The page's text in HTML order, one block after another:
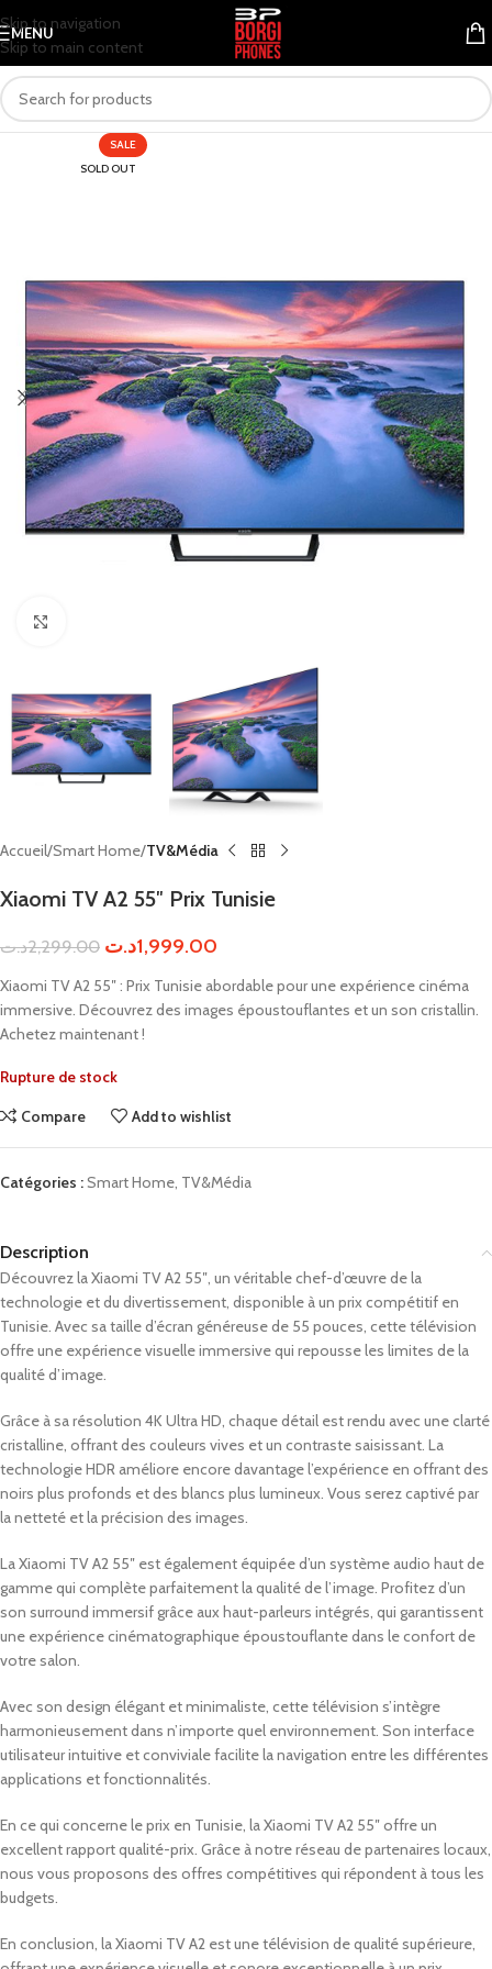
Skip to navigation
Skip to main content
MENU
SALE
SOLD OUT
Accueil Smart Home TV&Média
Xiaomi TV A2 55″ Prix Tunisie
2,299.00د.ت 1,999.00د.ت
Xiaomi TV A2 55″ : Prix Tunisie abordable pour une expérience cinéma
immersive. Découvrez des images époustouflantes et un son cristallin.
Achetez maintenant !
Rupture de stock
Compare
Add to wishlist
Catégories :Smart Home, TV&Média
Description
Découvrez la Xiaomi TV A2 55″, un véritable chef-d’œuvre de la
technologie et du divertissement, disponible à un prix compétitif en
Tunisie. Avec sa taille d’écran généreuse de 55 pouces, cette télévision
offre une expérience visuelle immersive qui repousse les limites de la
qualité d’image.
Grâce à sa résolution 4K Ultra HD, chaque détail est rendu avec une clarté
cristalline, offrant des couleurs vives et un contraste saisissant. La
technologie HDR améliore encore davantage l’expérience en offrant des
noirs plus profonds et des blancs plus lumineux. Vous serez captivé par
la netteté et la précision des images.
La Xiaomi TV A2 55″ est également équipée d’un système audio haut de
gamme qui complète parfaitement la qualité de l’image. Profitez d’un
son surround immersif grâce aux haut-parleurs intégrés, qui garantissent
une expérience cinématographique époustouflante dans le confort de
votre salon.
Avec son design élégant et minimaliste, cette télévision s’intègre
harmonieusement dans n’importe quel environnement. Son interface
utilisateur intuitive et conviviale facilite la navigation entre les différentes
applications et fonctionnalités.
En ce qui concerne le prix en Tunisie, la Xiaomi TV A2 55″ offre un
excellent rapport qualité-prix. Grâce à notre réseau de partenaires locaux,
nous vous proposons des offres compétitives qui répondent à tous les
budgets.
En conclusion, la Xiaomi TV A2 est une télévision de qualité supérieure,